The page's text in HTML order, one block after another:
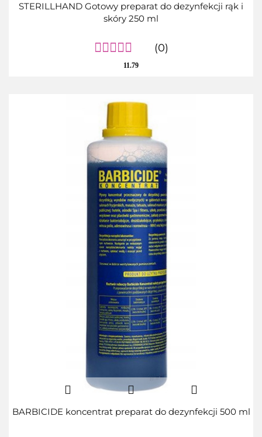
STERILLHAND Gotowy preparat do dezynfekcji rąk i
skóry 250 ml
(0)
11.79
BARBICIDE koncentrat preparat do dezynfekcji 500 ml